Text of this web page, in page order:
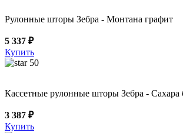
Рулонные шторы Зебра - Монтана графит
5 337 ₽
Купить
50
Кассетные рулонные шторы Зебра - Сахара
3 387 ₽
Купить